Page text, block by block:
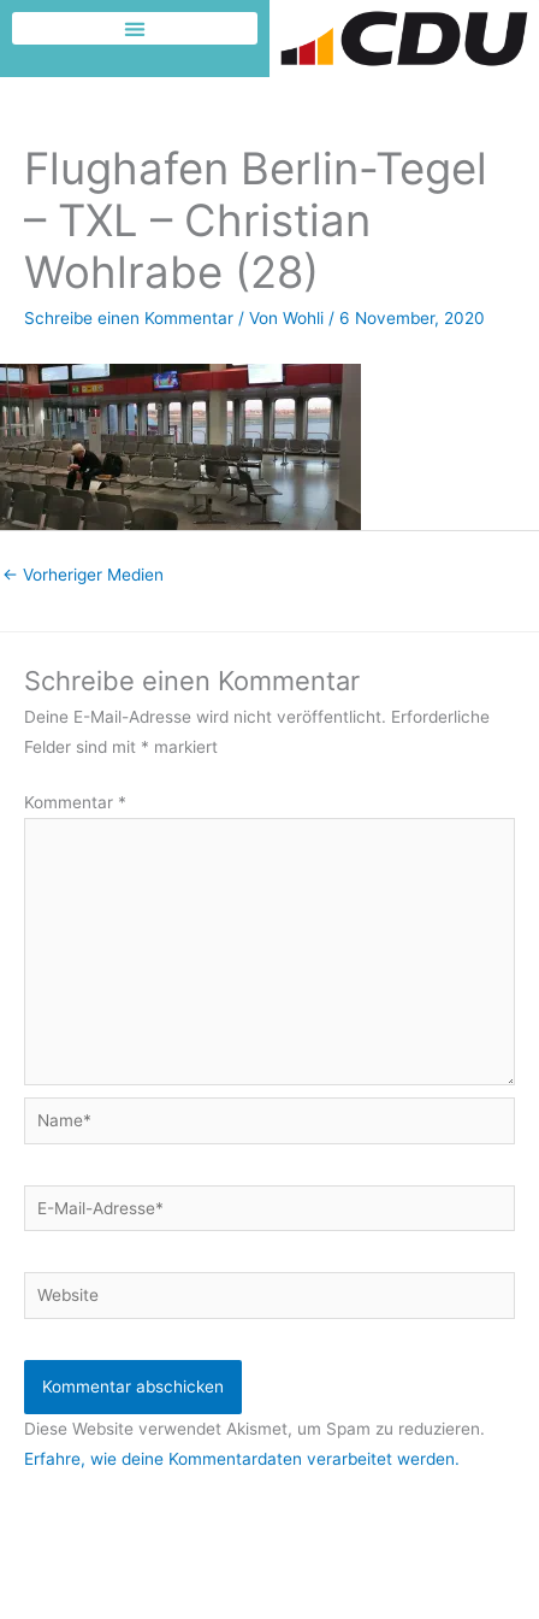
Zum
Inhalt
springen
Flughafen Berlin-Tegel
– TXL – Christian
Wohlrabe (28)
Schreibe einen Kommentar / Von Wohli / 6 November, 2020
← Vorheriger Medien
Schreibe einen Kommentar
Deine E-Mail-Adresse wird nicht veröffentlicht. Erforderliche
Felder sind mit * markiert
Kommentar *
Name*
E-
Mail-
Website
Diese Website verwendet Akismet, um Spam zu reduzieren.
Erfahre, wie deine Kommentardaten verarbeitet werden.